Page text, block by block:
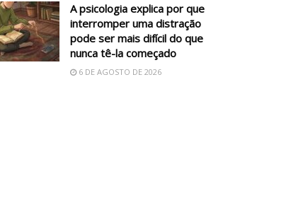
A psicologia explica por que
interromper uma distração
pode ser mais difícil do que
nunca tê-la começado
6 DE AGOSTO DE 2026